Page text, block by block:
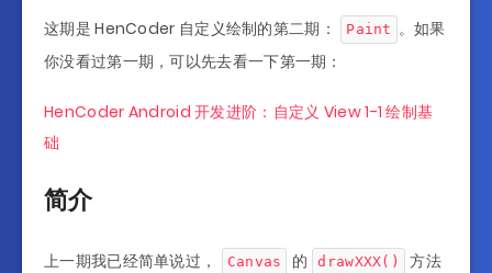
这期是 HenCoder 自定义绘制的第二期： Paint 。如果
你没看过第一期，可以先去看一下第一期：
HenCoder Android 开发进阶：自定义 View 1-1 绘制基
础
简介
上一期我已经简单说过， Canvas 的 drawXXX()
方法